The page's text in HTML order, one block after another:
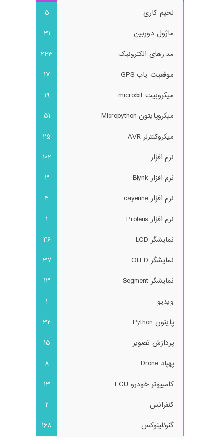
لحیم کاری
5
ماژول دوربین
31
مدارهای الکترونیک
243
موقعیت یاب GPS
17
میکروبیت micro:bit
19
میکروپایتون Micropython
51
میکروکنترلر AVR
25
نرم افزار
102
نرم افزار Blynk
3
نرم افزار cayenne
4
نرم افزار Proteus
1
نمایشگر LCD
46
نمایشگر OLED
37
نمایشگر Segment
13
ویدیو
1
پایتون Python
32
پردازش تصویر
15
پهپاد Drone
8
کامپیوتر خودرو ECU
13
کنفرانس
2
گنو/لینوکس
168